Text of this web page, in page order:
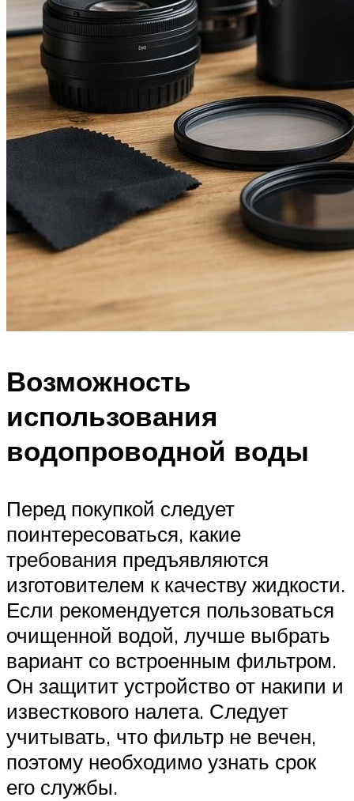
Возможность
использования
водопроводной воды
Перед покупкой следует
поинтересоваться, какие
требования предъявляются
изготовителем к качеству жидкости.
Если рекомендуется пользоваться
очищенной водой, лучше выбрать
вариант со встроенным фильтром.
Он защитит устройство от накипи и
известкового налета. Следует
учитывать, что фильтр не вечен,
поэтому необходимо узнать срок
его службы.